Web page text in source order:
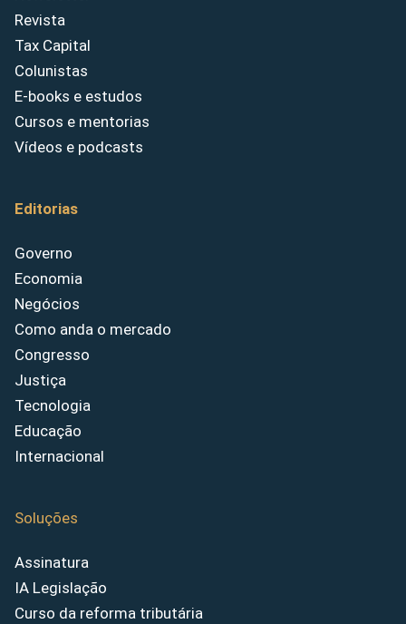
Revista
Tax Capital
Colunistas
E-books e estudos
Cursos e mentorias
Vídeos e podcasts
Editorias
Governo
Economia
Negócios
Como anda o mercado
Congresso
Justiça
Tecnologia
Educação
Internacional
Soluções
Assinatura
IA Legislação
Curso da reforma tributária